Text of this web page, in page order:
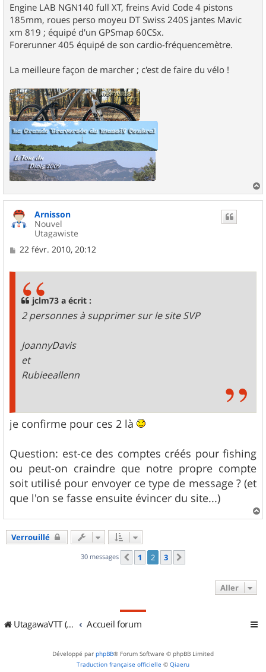
Engine LAB NGN140 full XT, freins Avid Code 4 pistons
185mm, roues perso moyeu DT Swiss 240S jantes Mavic
xm 819 ; équipé d'un GPSmap 60CSx.
Forerunner 405 équipé de son cardio-fréquencemètre.
La meilleure façon de marcher ; c'est de faire du vélo !
a
Arnisson
Nouvel
Utagawiste
M
22 févr. 2010, 20:12
jclm73 a écrit :
2 personnes à supprimer sur le site SVP
JoannyDavis
et
Rubieeallenn
je confirme pour ces 2 là
Question: est-ce des comptes créés pour fishing
ou peut-on craindre que notre propre compte
soit utilisé pour envoyer ce type de message ? (et
que l'on se fasse ensuite évincer du site...)
a
Verrouillé
30 messages Précédent
1 2 3
Aller
UtagawaVTT (Randos VTT et VTTAE avec traces GPS) Accueil forum
Développé par phpBB® Forum Software © phpBB Limited
Traduction française officielle © Qiaeru